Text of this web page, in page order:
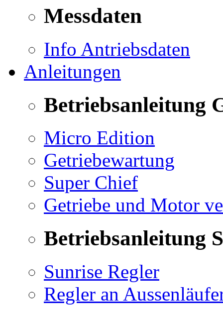
Messdaten
Info Antriebsdaten
Anleitungen
Betriebsanleitung
Micro Edition
Getriebewartung
Super Chief
Getriebe und Motor
Betriebsanleitung
Sunrise Regler
Regler an